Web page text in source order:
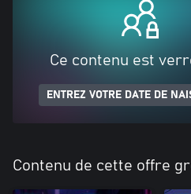
Ce contenu est
ENTREZ VOTRE DATE DE
Contenu de cette offre